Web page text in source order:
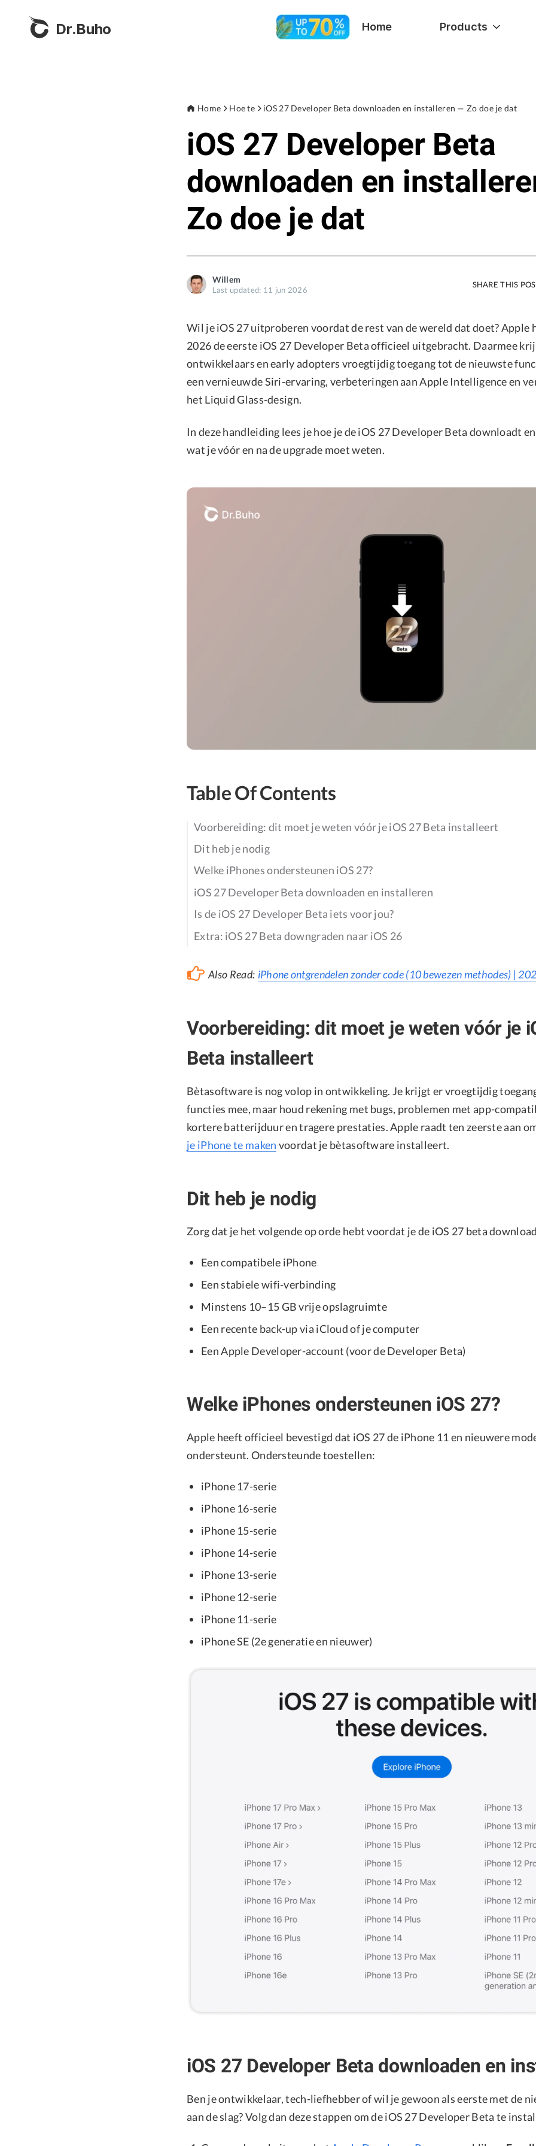
Dr.Buho Home Products
Home Hoe te iOS 27 Developer Beta downloaden en installeren — Zo doe je dat
iOS 27 Developer Beta
downloaden en
Zo doe je dat
Willem
Last updated: 11 jun 2026
SHARE THIS
Wil je iOS 27 uitproberen voordat de rest van de wereld dat doet? Apple
2026 de eerste iOS 27 Developer Beta officieel uitgebracht. Daarmee
ontwikkelaars en early adopters vroegtijdig toegang tot de nieuwste
een vernieuwde Siri-ervaring, verbeteringen aan Apple Intelligence en
het Liquid Glass-design.
In deze handleiding lees je hoe je de iOS 27 Developer Beta downloadt
wat je vóór en na de upgrade moet weten.
Table Of Contents
Voorbereiding: dit moet je weten vóór je iOS 27 Beta installeert
Dit heb je nodig
Welke iPhones ondersteunen iOS 27?
iOS 27 Developer Beta downloaden en installeren
Is de iOS 27 Developer Beta iets voor jou?
Extra: iOS 27 Beta downgraden naar iOS 26
Also Read: iPhone ontgrendelen zonder code (10 bewezen methodes) |
Voorbereiding: dit moet je weten vóór je
Beta installeert
Bètasoftware is nog volop in ontwikkeling. Je krijgt er vroegtijdig
functies mee, maar houd rekening met bugs, problemen met app-
kortere batterijduur en tragere prestaties. Apple raadt ten zeerste aan
je iPhone te maken voordat je bètasoftware installeert.
Dit heb je nodig
Zorg dat je het volgende op orde hebt voordat je de iOS 27 beta
Een compatibele iPhone
Een stabiele wifi-verbinding
Minstens 10–15 GB vrije opslagruimte
Een recente back-up via iCloud of je computer
Een Apple Developer-account (voor de Developer Beta)
Welke iPhones ondersteunen iOS 27?
Apple heeft officieel bevestigd dat iOS 27 de iPhone 11 en nieuwere
ondersteunt. Ondersteunde toestellen:
iPhone 17-serie
iPhone 16-serie
iPhone 15-serie
iPhone 14-serie
iPhone 13-serie
iPhone 12-serie
iPhone 11-serie
iPhone SE (2e generatie en nieuwer)
iOS 27 Developer Beta downloaden en
Ben je ontwikkelaar, tech-liefhebber of wil je gewoon als eerste met de
aan de slag? Volg dan deze stappen om de iOS 27 Developer Beta te